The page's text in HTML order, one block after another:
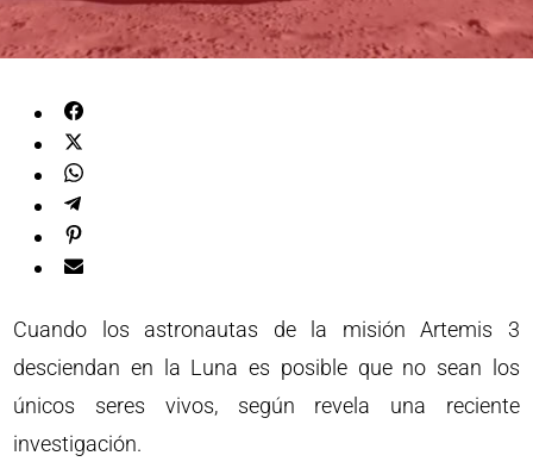
Cuando los astronautas de la misión Artemis 3
desciendan en la Luna es posible que no sean los
únicos seres vivos, según revela una reciente
investigación.